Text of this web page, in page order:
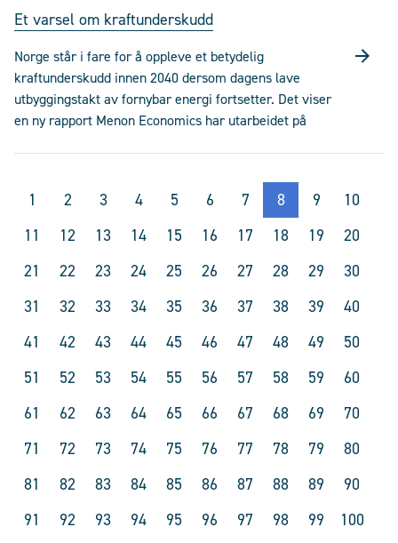
Et varsel om kraftunderskudd
Norge står i fare for å oppleve et betydelig
kraftunderskudd innen 2040 dersom dagens lave
utbyggingstakt av fornybar energi fortsetter. Det viser
en ny rapport Menon Economics har utarbeidet på
1 2 3 4 5 6 7 8 9
10
11
12 13 14 15 16 17 18 19
20
21
22 23 24 25 26 27 28 29
30
31
32 33 34 35 36 37 38 39
40
41
42 43 44 45 46 47 48 49
50
51
52 53 54 55 56 57 58 59
60
61
62 63 64 65 66 67 68 69
70
71
72 73 74 75 76 77 78 79
80
81
82 83 84 85 86 87 88 89
90
91
92 93 94 95 96 97 98 99
100